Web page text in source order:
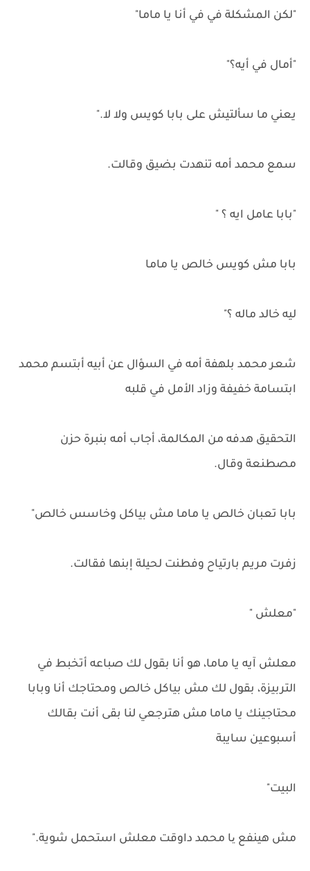
"لكن المشكلة في في أنا يا ماما"
"أمال في أيه؟"
يعني ما سألتيش على بابا كويس ولا لا."
سمع محمد أمه تنهدت بضيق وقالت.
"بابا عامل ايه ؟ "
بابا مش كويس خالص يا ماما
ليه خالد ماله ؟"
شعر محمد بلهفة أمه في السؤال عن أبيه أبتسم محمد
ابتسامة خفيفة وزاد الأمل في قلبه
التحقيق هدفه من المكالمة، أجاب أمه بنبرة حزن
مصطنعة وقال.
بابا تعبان خالص يا ماما مش بياكل وخاسس خالص"
زفرت مريم بارتياح وفطنت لحيلة إبنها فقالت.
"معلش "
معلش آيه يا ماما، هو أنا بقول لك صباعه أتخبط في
التربيزة، بقول لك مش بياكل خالص ومحتاجك أنا وبابا
محتاجينك يا ماما مش هترجعي لنا بقى أنت بقالك
أسبوعين سايبة
البيت"
مش هينفع یا محمد داوقت معلش استحمل شوية."